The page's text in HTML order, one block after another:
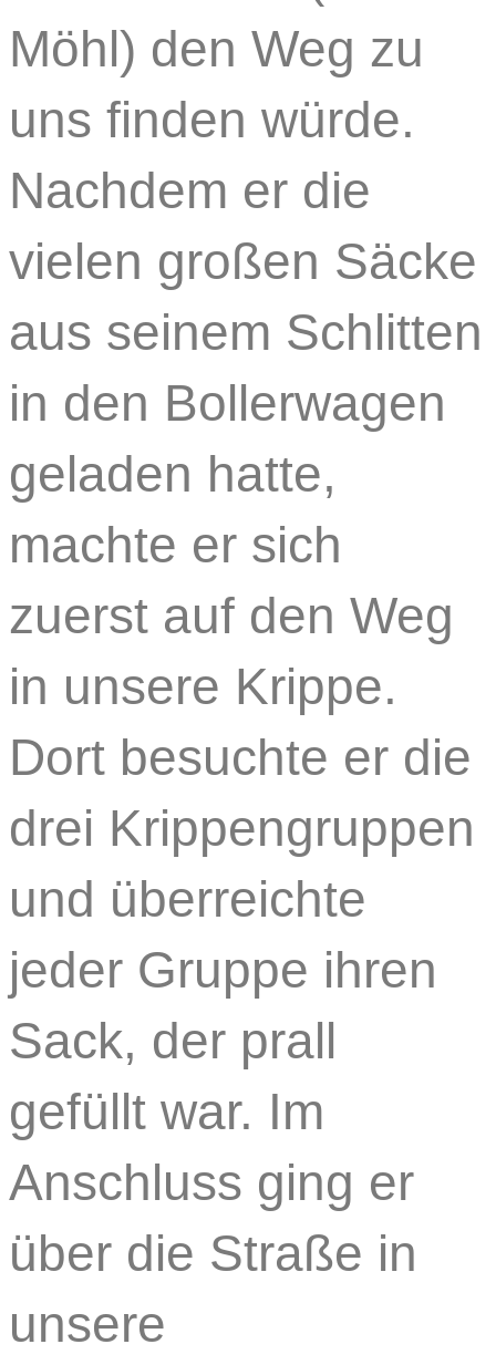
Möhl) den Weg zu
uns finden würde.
Nachdem er die
vielen großen Säcke
aus seinem Schlitten
in den Bollerwagen
geladen hatte,
machte er sich
zuerst auf den Weg
in unsere Krippe.
Dort besuchte er die
drei Krippengruppen
und überreichte
jeder Gruppe ihren
Sack, der prall
gefüllt war. Im
Anschluss ging er
über die Straße in
unsere